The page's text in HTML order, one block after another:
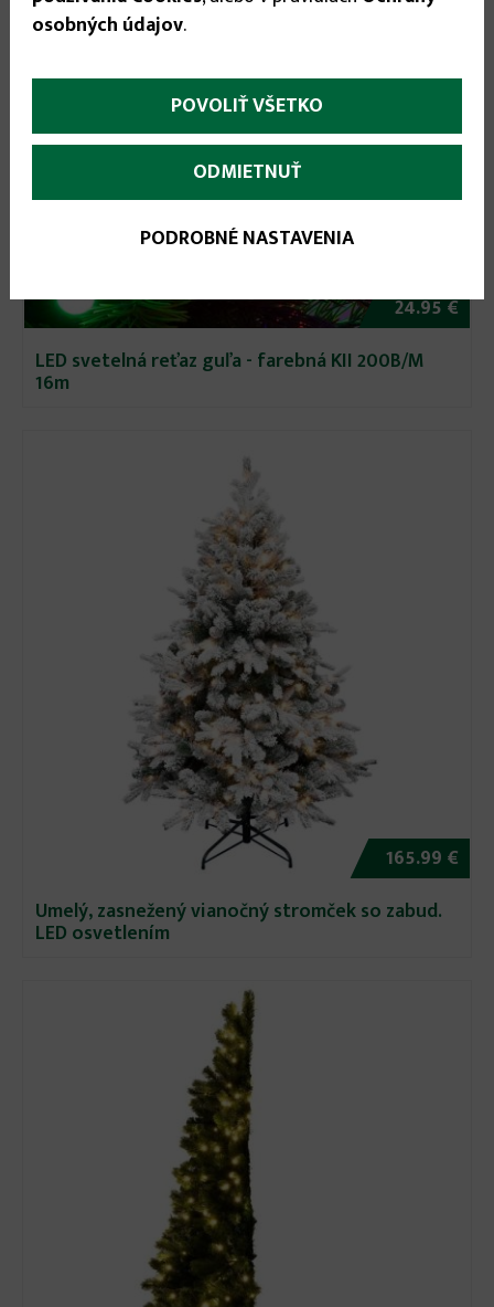
24.95 €
LED svetelná reťaz guľa - farebná KII 200B/M
16m
165.99 €
Umelý, zasnežený vianočný stromček so zabud.
LED osvetlením
osobných údajov.
POVOLIŤ VŠETKO
ODMIETNUŤ
PODROBNÉ NASTAVENIA